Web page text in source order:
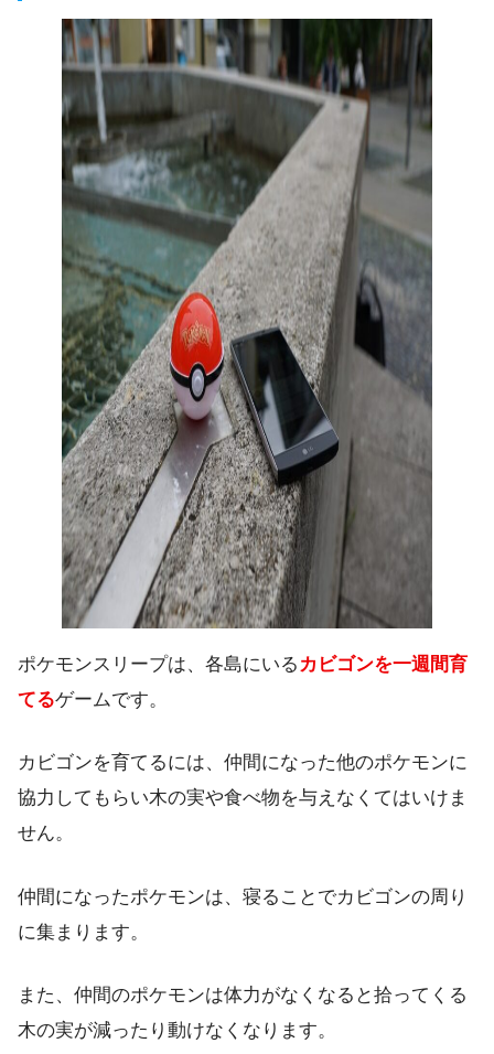
ポケモンスリープは、各島にいるカビゴンを一週間育
てるゲームです。
カビゴンを育てるには、仲間になった他のポケモンに
協力してもらい木の実や食べ物を与えなくてはいけま
せん。
仲間になったポケモンは、寝ることでカビゴンの周り
に集まります。
また、仲間のポケモンは体力がなくなると拾ってくる
木の実が減ったり動けなくなります。